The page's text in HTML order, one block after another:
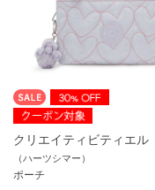
クリエイティビティエル
（ハーツシマー）
ポーチ